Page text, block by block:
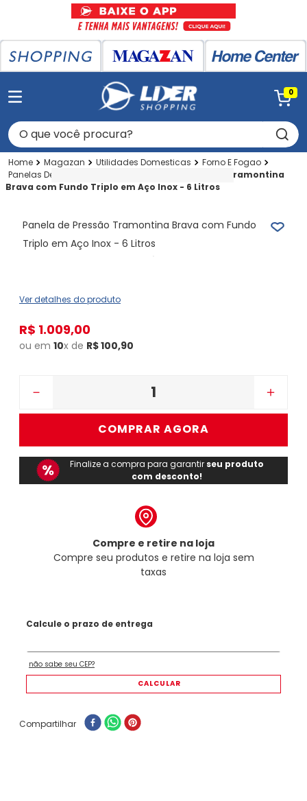
0
O que você procura?
Magazan Utilidades Domesticas
Forno E Fogao
Panelas De Pressao
Panela de Pressão Tramontina
Brava com Fundo Triplo em Aço Inox - 6 Litros
Panela de Pressão Tramontina Brava com Fundo
Triplo em Aço Inox - 6 Litros
Ver detalhes do produto
R$ 1.009,00
ou em 10x de R$100,90
＋
－
COMPRAR AGORA
Finalize a compra para garantir seu produto
com desconto!
Compre e retire na loja
Compre seu produtos e retire na loja sem
taxas
Compartilhar